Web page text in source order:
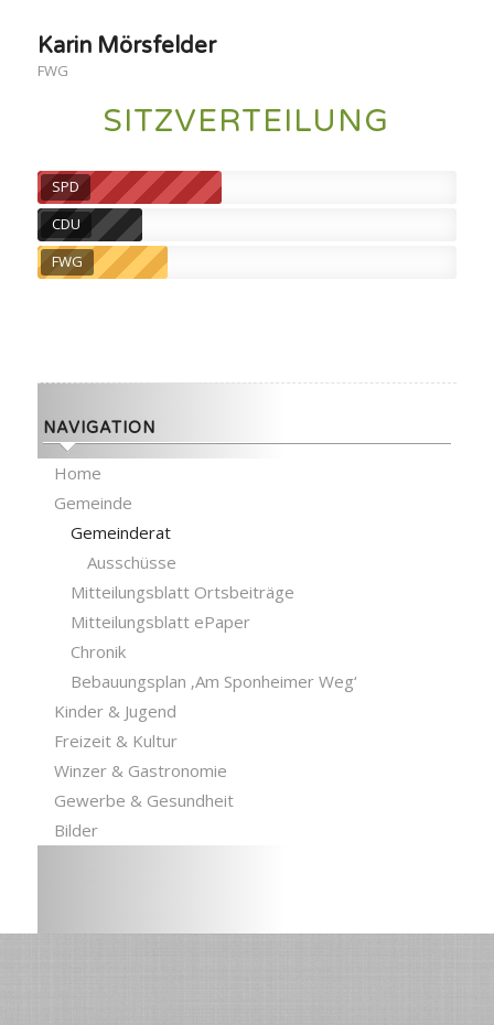
Karin Mörsfelder
FWG
SITZVERTEILUNG
SPD
CDU
FWG
NAVIGATION
Home
Gemeinde
Gemeinderat
Ausschüsse
Mitteilungsblatt Ortsbeiträge
Mitteilungsblatt ePaper
Chronik
Bebauungsplan ‚Am Sponheimer Weg‘
Kinder & Jugend
Freizeit & Kultur
Winzer & Gastronomie
Gewerbe & Gesundheit
Bilder